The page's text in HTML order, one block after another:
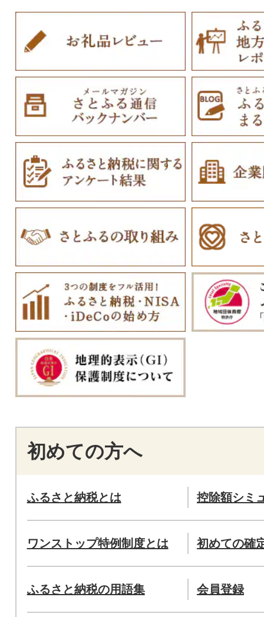
初めての方へ
ふるさと納税とは 控除額シミ
ワンストップ特例制度とは 初めての確
ふるさと納税の用語集 会員登録